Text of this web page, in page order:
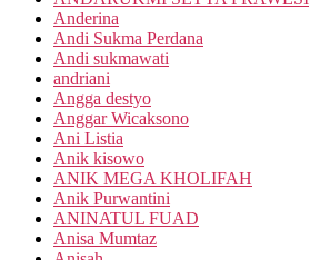
Anderina
Andi Sukma Perdana
Andi sukmawati
andriani
Angga destyo
Anggar Wicaksono
Ani Listia
Anik kisowo
ANIK MEGA KHOLIFAH
Anik Purwantini
ANINATUL FUAD
Anisa Mumtaz